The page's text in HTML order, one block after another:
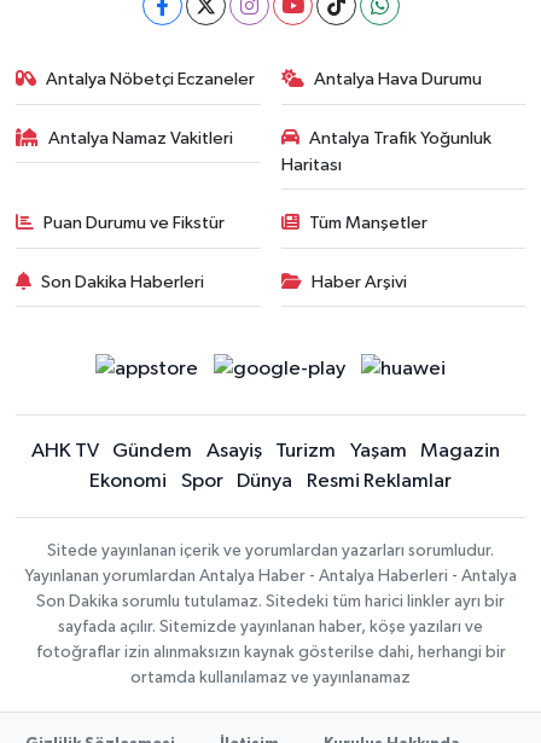
Antalya Nöbetçi Eczaneler Antalya Hava Durumu
Antalya Namaz Vakitleri
Antalya Trafik Yoğunluk
Haritası
Puan Durumu ve Fikstür Tüm Manşetler
Son Dakika Haberleri Haber Arşivi
AHK TV Gündem Asayiş Turizm Yaşam
Magazin
Ekonomi
Spor Dünya Resmi Reklamlar
Sitede yayınlanan içerik ve yorumlardan yazarları sorumludur.
Yayınlanan yorumlardan Antalya Haber - Antalya Haberleri - Antalya
Son Dakika sorumlu tutulamaz. Sitedeki tüm harici linkler ayrı bir
sayfada açılır. Sitemizde yayınlanan haber, köşe yazıları ve
fotoğraflar izin alınmaksızın kaynak gösterilse dahi, herhangi bir
ortamda kullanılamaz ve yayınlanamaz